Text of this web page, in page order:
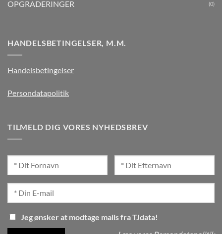
OPGRADERINGER (0)
HANDELSBETINGELSER, M.M.
Handelsbetingelser
Persondatapolitik
TILMELD DIG VORES NYHEDSBREV
Jeg ønsker at modtage mails fra TJdata!